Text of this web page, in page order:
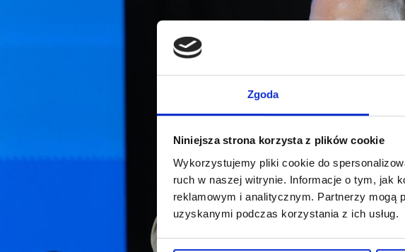
Zgoda
Niniejsza strona korzysta z plików cookie
Wykorzystujemy pliki cookie do
ruch w naszej witrynie. Informacje o tym, jak
reklamowym i analitycznym. Partnerzy mogą
uzyskanymi podczas korzystania z ich usług.